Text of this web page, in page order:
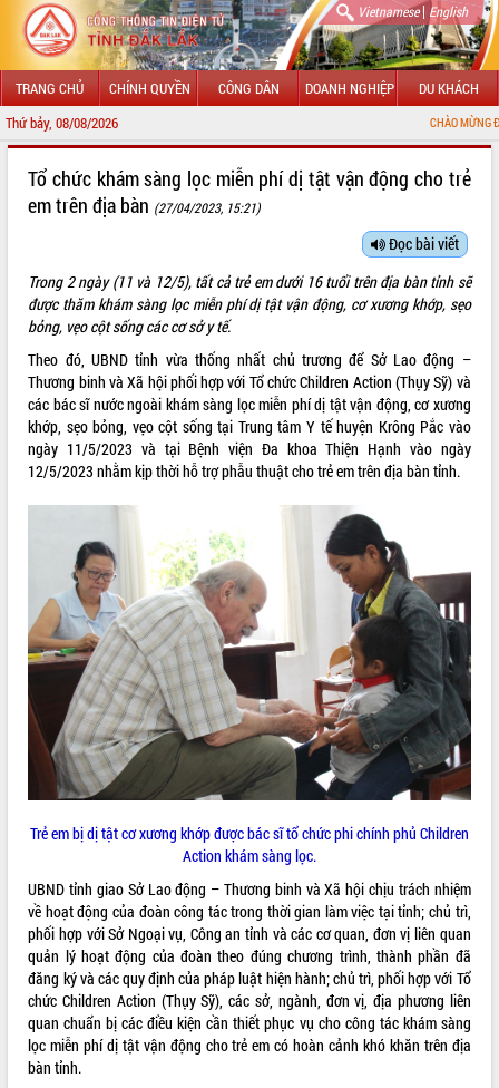
Vietnamese| English
TRANG CHỦ CHÍNH QUYỀN CÔNG DÂN DOANH NGHIỆP DU KHÁCH
Thứ bảy, 08/08/2026 CHÀO MỪNG ĐẾN VỚI CỔNG
LÃNH ĐẠO UBND TỈNH
SỞ, BAN, NGÀNH
THÔNG TIN CHỈ ĐẠO ĐIỀU HÀNH
HỆ THỐNG VĂN BẢN
VĂN BẢN HĐND TỈNH
QUY HOẠCH - KẾ HOẠCH
VIDEO
Loading the player...
Tổ chức khám sàng lọc miễn phí dị tật vận động cho trẻ
em trên địa bàn (27/04/2023, 15:21)
Đọc bài viết
Trong 2 ngày (11 và 12/5), tất cả trẻ em dưới 16 tuổi trên địa bàn tỉnh sẽ
được thăm khám sàng lọc miễn phí dị tật vận động, cơ xương khớp, sẹo
bỏng, vẹo cột sống các cơ sở y tế.
Theo đó, UBND tỉnh vừa thống nhất chủ trương để Sở Lao động –
Thương binh và Xã hội phối hợp với Tổ chức Children Action (Thụy Sỹ) và
các bác sĩ nước ngoài khám sàng lọc miễn phí dị tật vận động, cơ xương
khớp, sẹo bỏng, vẹo cột sống tại Trung tâm Y tế huyện Krông Pắc vào
ngày 11/5/2023 và tại Bệnh viện Đa khoa Thiện Hạnh vào ngày
12/5/2023 nhằm kịp thời hỗ trợ phẫu thuật cho trẻ em trên địa bàn tỉnh.
Trẻ em bị dị tật cơ xương khớp được bác sĩ tổ chức phi chính phủ Children
Action khám sàng lọc.
UBND tỉnh giao Sở Lao động – Thương binh và Xã hội chịu trách nhiệm
về hoạt động của đoàn công tác trong thời gian làm việc tại tỉnh; chủ trì,
phối hợp với Sở Ngoại vụ, Công an tỉnh và các cơ quan, đơn vị liên quan
quản lý hoạt động của đoàn theo đúng chương trình, thành phần đã
đăng ký và các quy định của pháp luật hiện hành; chủ trì, phối hợp với Tổ
chức Children Action (Thụy Sỹ), các sở, ngành, đơn vị, địa phương liên
quan chuẩn bị các điều kiện cần thiết phục vụ cho công tác khám sàng
lọc miễn phí dị tật vận động cho trẻ em có hoàn cảnh khó khăn trên địa
bàn tỉnh.